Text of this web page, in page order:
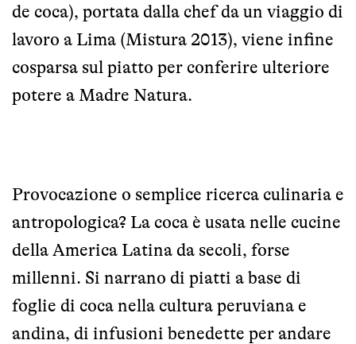
de coca), portata dalla chef da un viaggio di
lavoro a Lima (Mistura 2013), viene infine
cosparsa sul piatto per conferire ulteriore
potere a Madre Natura.
Provocazione o semplice ricerca culinaria e
antropologica? La coca è usata nelle cucine
della America Latina da secoli, forse
millenni. Si narrano di piatti a base di
foglie di coca nella cultura peruviana e
andina, di infusioni benedette per andare